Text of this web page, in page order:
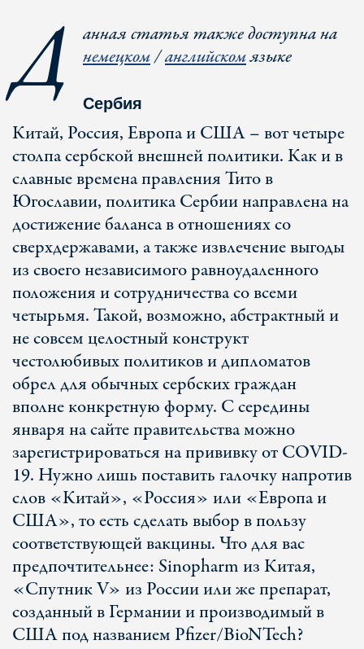
Д
анная статья также доступна на
немецком/английскомязыке
Сербия
Китай, Россия, Европа и США – вот четыре
столпа сербской внешней политики. Как и в
славные времена правления Тито в
Югославии, политика Сербии направлена на
достижение баланса в отношениях со
сверхдержавами, а также извлечение выгоды
из своего независимого равноудаленного
положения и сотрудничества со всеми
четырьмя. Такой, возможно, абстрактный и
не совсем целостный конструкт
честолюбивых политиков и дипломатов
обрел для обычных сербских граждан
вполне конкретную форму. С середины
января на сайте правительства можно
зарегистрироваться на прививку от COVID-
19. Нужно лишь поставить галочку напротив
слов «Китай», «Россия» или «Европа и
США», то есть сделать выбор в пользу
соответствующей вакцины. Что для вас
предпочтительнее: Sinopharm из Китая,
«Спутник V» из России или же препарат,
созданный в Германии и производимый в
США под названием Pfizer/BioNTech?